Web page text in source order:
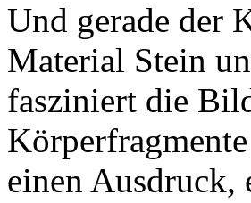
Und gerade der
Material Stein
fasziniert die
einen Ausdruck,